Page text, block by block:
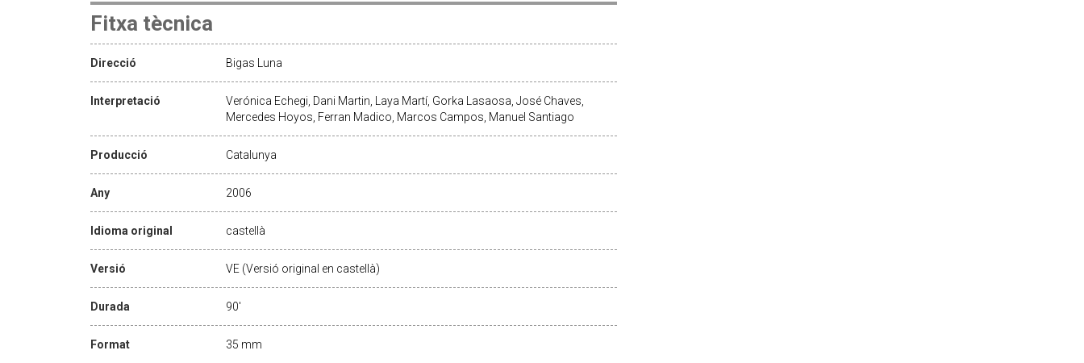
Fitxa tècnica
Direcció Bigas Luna
Interpretació
Verónica Echegi, Dani Martin, Laya Martí, Gorka Lasaosa, José Chaves,
Mercedes Hoyos, Ferran Madico, Marcos Campos, Manuel Santiago
Producció Catalunya
Any 2006
Idioma original castellà
Versió VE (Versió original en castellà)
Durada 90'
Format 35 mm